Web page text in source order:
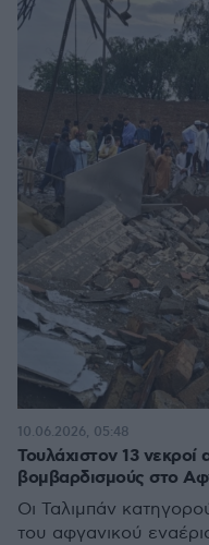
Τουλάχιστον 13 νεκροί
βομβαρδισμούς στο
Οι Ταλιμπάν
του αφγανικού
10.06.2026, 05:48